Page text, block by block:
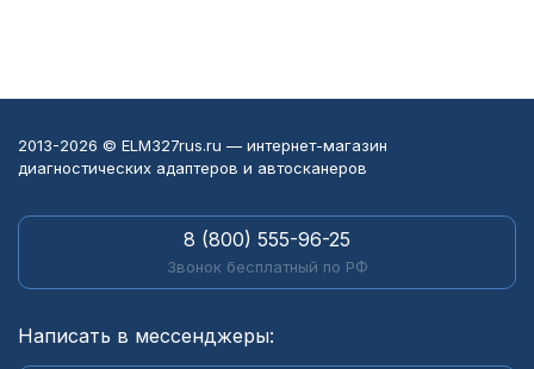
2013-2026 © ELM327rus.ru — интернет-магазин
диагностических адаптеров и автосканеров
8 (800) 555-96-25
Звонок бесплатный по РФ
Написать в мессенджеры: